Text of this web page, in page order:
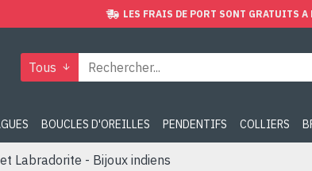
LES FRAIS DE PORT SONT GRATUITS
Tous
BOUCLES D'OREILLES PENDENTIFS COLLIERS
Labradorite - Bijoux indiens